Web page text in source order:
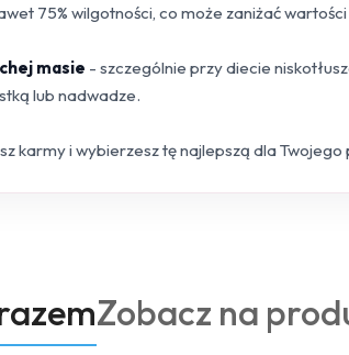
75% wilgotności, co może zaniżać
masie - szczególnie przy diecie
lub nadwadze.
karmy i wybierzesz tę najlepszą dla Twojego
Produkty
Zobacz na